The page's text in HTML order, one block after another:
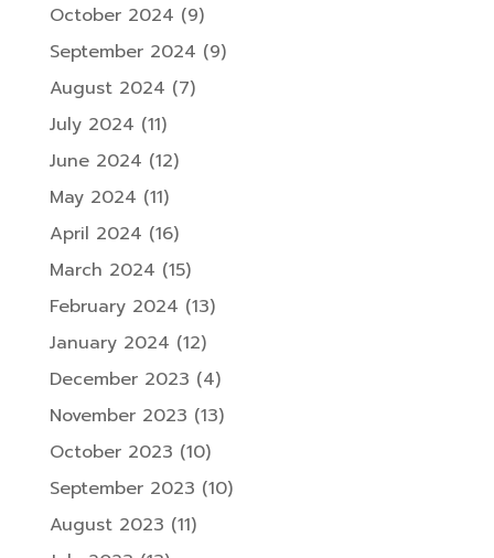
October 2024 (9)
September 2024 (9)
August 2024 (7)
July 2024 (11)
June 2024 (12)
May 2024 (11)
April 2024 (16)
March 2024 (15)
February 2024 (13)
January 2024 (12)
December 2023 (4)
November 2023 (13)
October 2023 (10)
September 2023 (10)
August 2023 (11)